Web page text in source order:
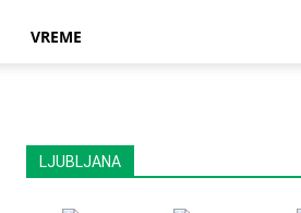
VREME
LJUBLJANA